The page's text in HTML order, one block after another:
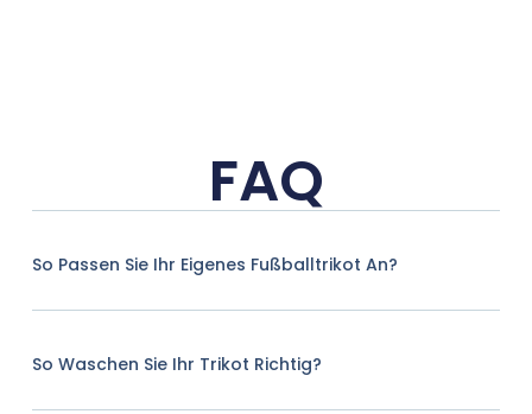
FAQ
So Passen Sie Ihr Eigenes Fußballtrikot An?
So Waschen Sie Ihr Trikot Richtig?